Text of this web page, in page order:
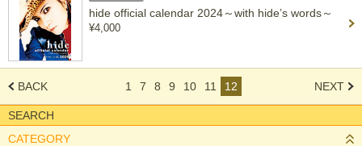
hide official calendar 2024～with hide’s words～
¥4,000
BACK 1 7 8 9 10 11 12 NEXT
SEARCH
CATEGORY